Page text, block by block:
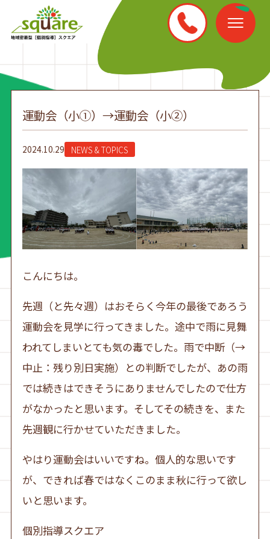
運動会（小①）→運動会（小②）
2024.10.29 NEWS & TOPICS
こんにちは。
先週（と先々週）はおそらく今年の最後であろう
運動会を見学に行ってきました。途中で雨に見舞
われてしまいとても気の毒でした。雨で中断（→
中止：残り別日実施）との判断でしたが、あの雨
では続きはできそうにありませんでしたので仕方
がなかったと思います。そしてその続きを、また
先週観に行かせていただきました。
やはり運動会はいいですね。個人的な思いです
が、できれば春ではなくこのまま秋に行って欲し
いと思います。
個別指導スクエア